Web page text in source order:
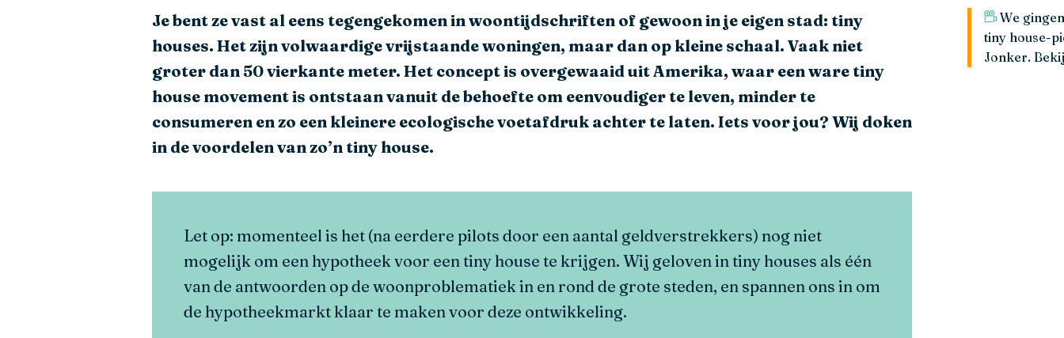
Je bent ze vast al eens tegengekomen in woontijdschriften of gewoon in je eigen stad: tiny
houses. Het zijn volwaardige vrijstaande woningen, maar dan op kleine schaal. Vaak niet
groter dan 50 vierkante meter. Het concept is overgewaaid uit Amerika, waar een ware tiny
house movement is ontstaan vanuit de behoefte om eenvoudiger te leven, minder te
consumeren en zo een kleinere ecologische voetafdruk achter te laten. Iets voor jou? Wij doken
in de voordelen van zo’n tiny house.
We
tiny house-
Jonker.
Let op: momenteel is het (na eerdere pilots door een aantal geldverstrekkers) nog niet
mogelijk om een hypotheek voor een tiny house te krijgen. Wij geloven in tiny houses als één
van de antwoorden op de woonproblematiek in en rond de grote steden, en spannen ons in om
de hypotheekmarkt klaar te maken voor deze ontwikkeling.